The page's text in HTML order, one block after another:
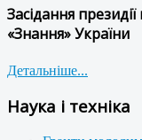
Засідання
«Знання» України
Детальніше...
Наука і техніка